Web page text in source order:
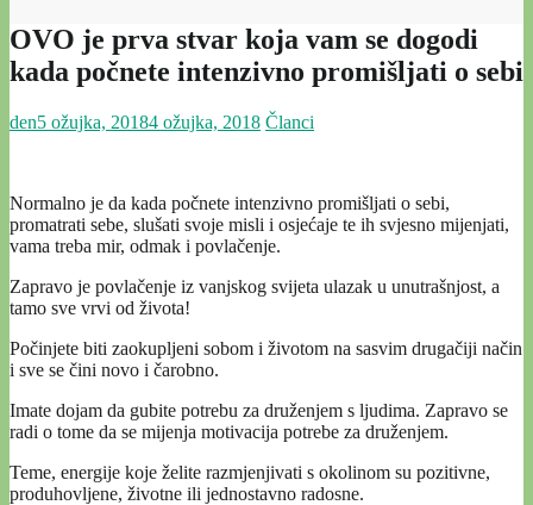
OVO je prva stvar koja vam se dogodi
kada počnete intenzivno promišljati o sebi
den5 ožujka, 20184 ožujka, 2018 Članci
Normalno je da kada počnete intenzivno promišljati o sebi,
promatrati sebe, slušati svoje misli i osjećaje te ih svjesno mijenjati,
vama treba mir, odmak i povlačenje.
Zapravo je povlačenje iz vanjskog svijeta ulazak u unutrašnjost, a
tamo sve vrvi od života!
Počinjete biti zaokupljeni sobom i životom na sasvim drugačiji način
i sve se čini novo i čarobno.
Imate dojam da gubite potrebu za druženjem s ljudima. Zapravo se
radi o tome da se mijenja motivacija potrebe za druženjem.
Teme, energije koje želite razmjenjivati s okolinom su pozitivne,
produhovljene, životne ili jednostavno radosne.